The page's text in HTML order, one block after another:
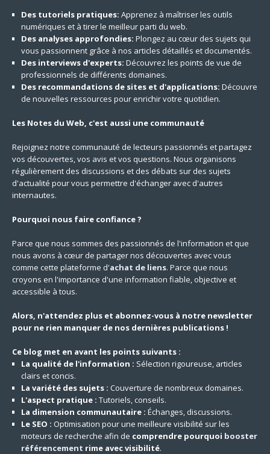
Des tutoriels pratiques: Apprenez à maîtriser les outils
numériques et à tirer le meilleur parti du web.
Des analyses approfondies: Plongez au cœur des sujets qui
vous passionnent grâce à nos articles détaillés et documentés.
Des interviews d'experts: Découvrez les points de vue de
professionnels de différents domaines.
Des recommandations de sites et d'applications: Découvre
de nouvelles ressources pour enrichir votre quotidien.
Les Notes du Web, c'est aussi une communauté
Rejoignez notre communauté de lecteurs passionnés et partagez
vos découvertes, vos avis et vos questions. Nous organisons
régulièrement des discussions et des débats sur des sujets
d'actualité pour vous permettre d'échanger avec d'autres
internautes.
Pourquoi nous faire confiance ?
Parce que nous sommes des passionnés de l'information et que
nous avons à cœur de partager nos découvertes avec vous
comme cette plateforme d'achat de liens. Parce que nous
croyons en l'importance d'une information fiable, objective et
accessible à tous.
Alors, n'attendez plus et abonnez-vous à notre newsletter
pour ne rien manquer de nos dernières publications !
Ce blog met en avant les points suivants :
La qualité de l'information : Sélection rigoureuse, articles
clairs et concis.
La variété des sujets : Couverture de nombreux domaines.
L'aspect pratique : Tutoriels, conseils.
La dimension communautaire : Échanges, discussions.
Le SEO : Optimisation pour une meilleure visibilité sur les
moteurs de recherche afin de comprendre pourquoi booster
référencement rime avec visibilité.